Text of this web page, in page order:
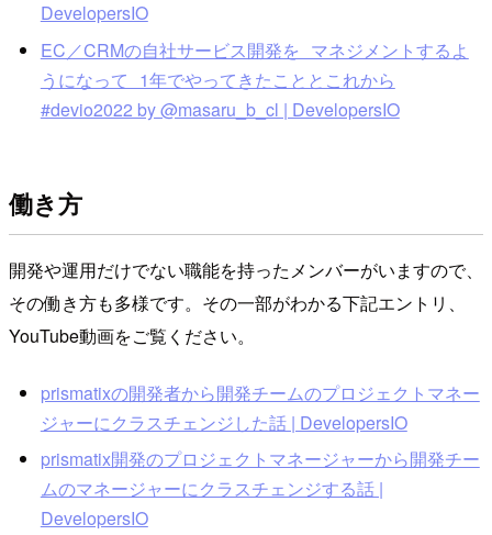
DevelopersIO
EC／CRMの自社サービス開発を マネジメントするよ
うになって 1年でやってきたこととこれから
#devio2022 by @masaru_b_cl | DevelopersIO
働き方
開発や運用だけでない職能を持ったメンバーがいますので、
その働き方も多様です。その一部がわかる下記エントリ、
YouTube動画をご覧ください。
prismatixの開発者から開発チームのプロジェクトマネー
ジャーにクラスチェンジした話 | DevelopersIO
prismatix開発のプロジェクトマネージャーから開発チー
ムのマネージャーにクラスチェンジする話 |
DevelopersIO